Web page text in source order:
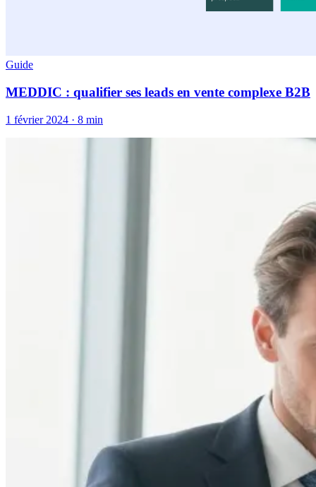
Guide
MEDDIC : qualifier ses leads en vente complexe B2B
1 février 2024 · 8 min